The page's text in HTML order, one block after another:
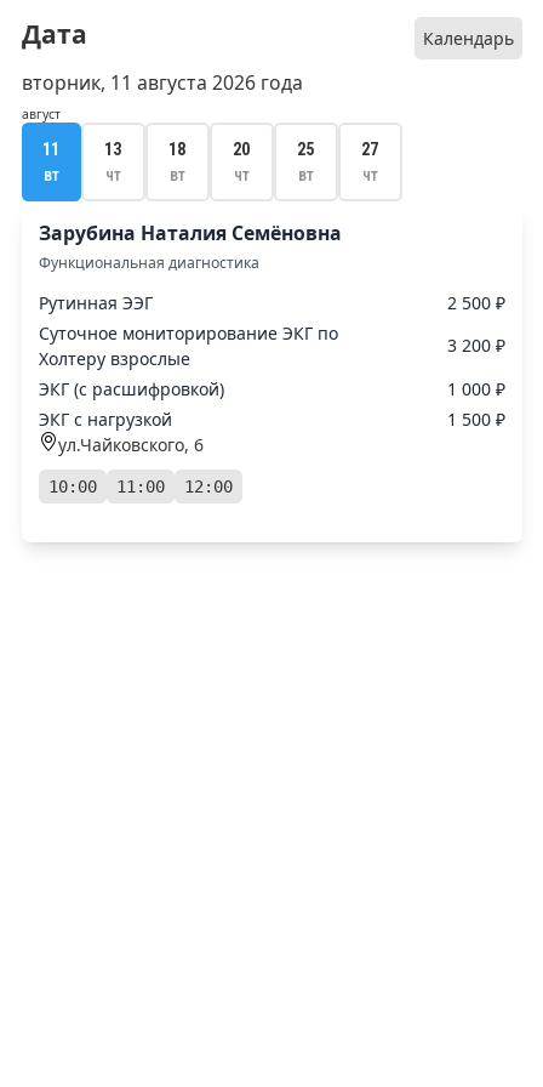
Дата Календарь
вторник, 11 августа 2026 года
август
11
вт
13
чт
18
вт
20
чт
25
вт
27
чт
Зарубина Наталия Семёновна
Функциональная диагностика
Рутинная ЭЭГ
2 500 ₽
Суточное мониторирование ЭКГ по
Холтеру взрослые
3 200 ₽
ЭКГ (с расшифровкой)
1 000 ₽
ЭКГ с нагрузкой
1 500 ₽
ул.Чайковского, 6
10:00 11:00 12:00